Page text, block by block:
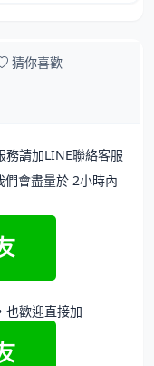
猜你喜歡
請加LINE聯絡客服
會盡量於 2小時內
歡迎直接加